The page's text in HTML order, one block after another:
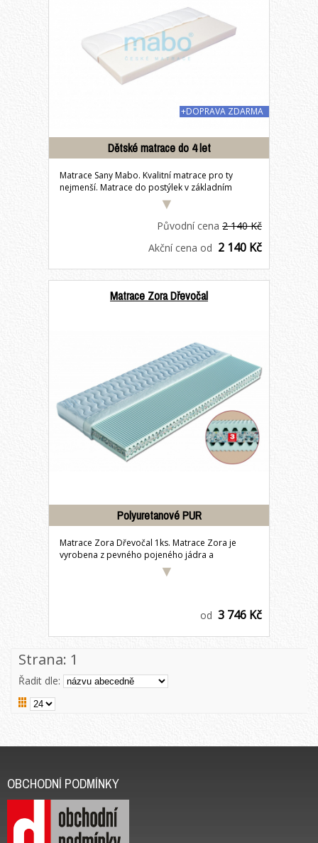
+DOPRAVA ZDARMA
Dětské matrace do 4 let
Matrace Sany Mabo. Kvalitní matrace pro ty
nejmenší. Matrace do postýlek v základním
Původní cena 2 140 Kč
Akční cena od 2 140 Kč
Matrace Zora Dřevočal
Polyuretanové PUR
Matrace Zora Dřevočal 1ks. Matrace Zora je
vyrobena z pevného pojeného jádra a
od 3 746 Kč
Strana: 1
Řadit dle:
OBCHODNÍ PODMÍNKY